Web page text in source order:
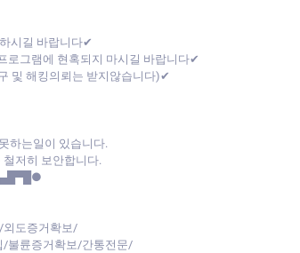
시길 바랍니다✔
로그램에 현혹되지 마시길 바랍니다✔
및 해킹의뢰는 받지않습니다)✔
하는일이 있습니다.
저히 보안합니다.
▄█▀█●
도증거확보/
불륜증거확보/간통전문/